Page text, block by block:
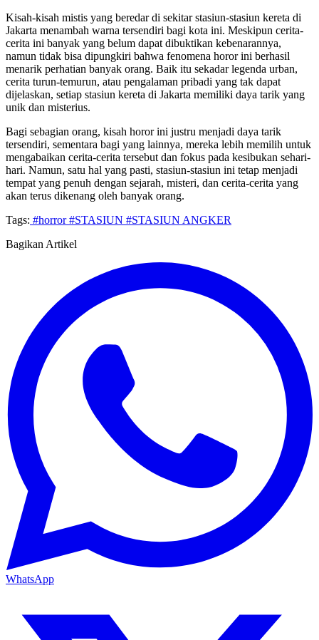
Kisah-kisah mistis yang beredar di sekitar stasiun-stasiun kereta di
Jakarta menambah warna tersendiri bagi kota ini. Meskipun cerita-
cerita ini banyak yang belum dapat dibuktikan kebenarannya,
namun tidak bisa dipungkiri bahwa fenomena horor ini berhasil
menarik perhatian banyak orang. Baik itu sekadar legenda urban,
cerita turun-temurun, atau pengalaman pribadi yang tak dapat
dijelaskan, setiap stasiun kereta di Jakarta memiliki daya tarik yang
unik dan misterius.
Bagi sebagian orang, kisah horor ini justru menjadi daya tarik
tersendiri, sementara bagi yang lainnya, mereka lebih memilih untuk
mengabaikan cerita-cerita tersebut dan fokus pada kesibukan sehari-
hari. Namun, satu hal yang pasti, stasiun-stasiun ini tetap menjadi
tempat yang penuh dengan sejarah, misteri, dan cerita-cerita yang
akan terus dikenang oleh banyak orang.
Tags: #horror#STASIUN #STASIUN ANGKER
Bagikan Artikel
WhatsApp